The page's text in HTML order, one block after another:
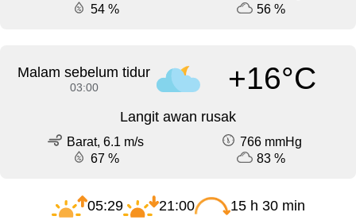
54 %
56 %
Malam sebelum tidur
03:00 +16°C
Langit awan rusak
Barat, 6.1 m/s
766 mmHg
67 %
83 %
05:29 21:00 15 h 30 min